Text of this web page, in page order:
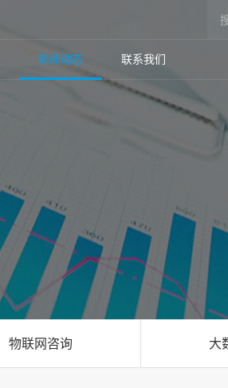
新闻动态 联系我们
物联网咨询 大